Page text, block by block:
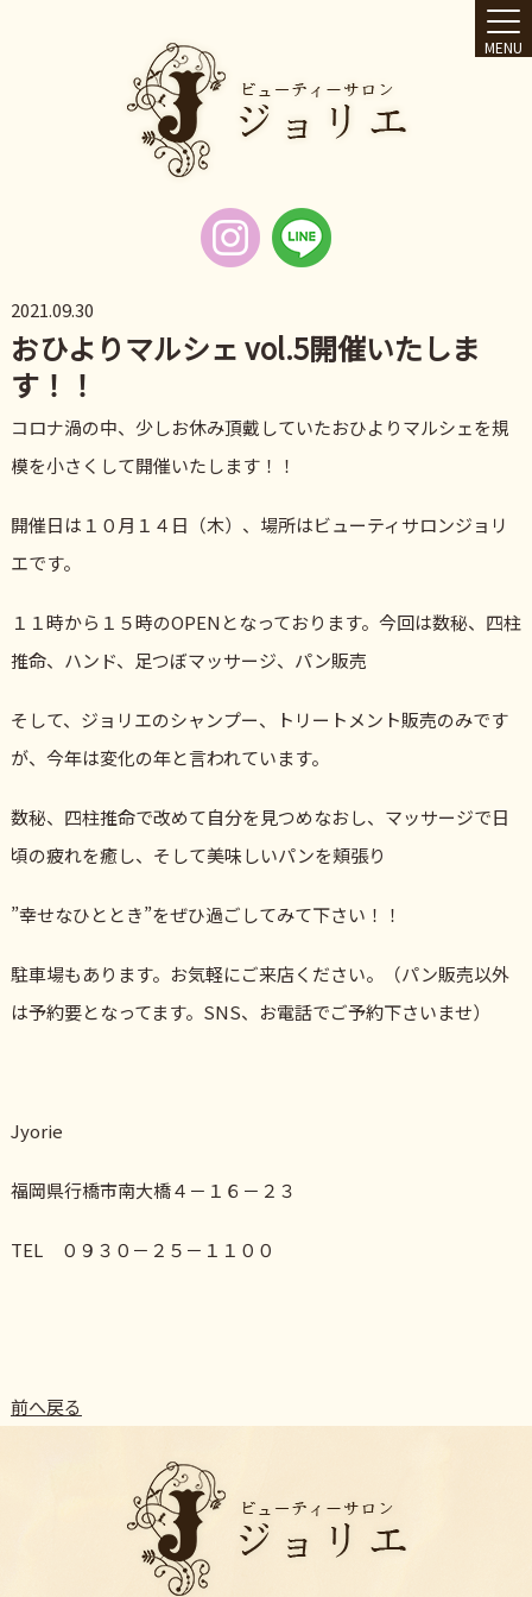
MENU
2021.09.30
おひよりマルシェ vol.5開催いたしま
す！！
コロナ渦の中、少しお休み頂戴していたおひよりマルシェを規
模を小さくして開催いたします！！
開催日は１０月１４日（木）、場所はビューティサロンジョリ
エです。
１１時から１５時のOPENとなっております。今回は数秘、四柱
推命、ハンド、足つぼマッサージ、パン販売
そして、ジョリエのシャンプー、トリートメント販売のみです
が、今年は変化の年と言われています。
数秘、四柱推命で改めて自分を見つめなおし、マッサージで日
頃の疲れを癒し、そして美味しいパンを頬張り
”幸せなひととき”をぜひ過ごしてみて下さい！！
駐車場もあります。お気軽にご来店ください。（パン販売以外
は予約要となってます。SNS、お電話でご予約下さいませ）
Jyorie
福岡県行橋市南大橋４－１６－２３
TEL ０９３０－２５－１１００
前へ戻る